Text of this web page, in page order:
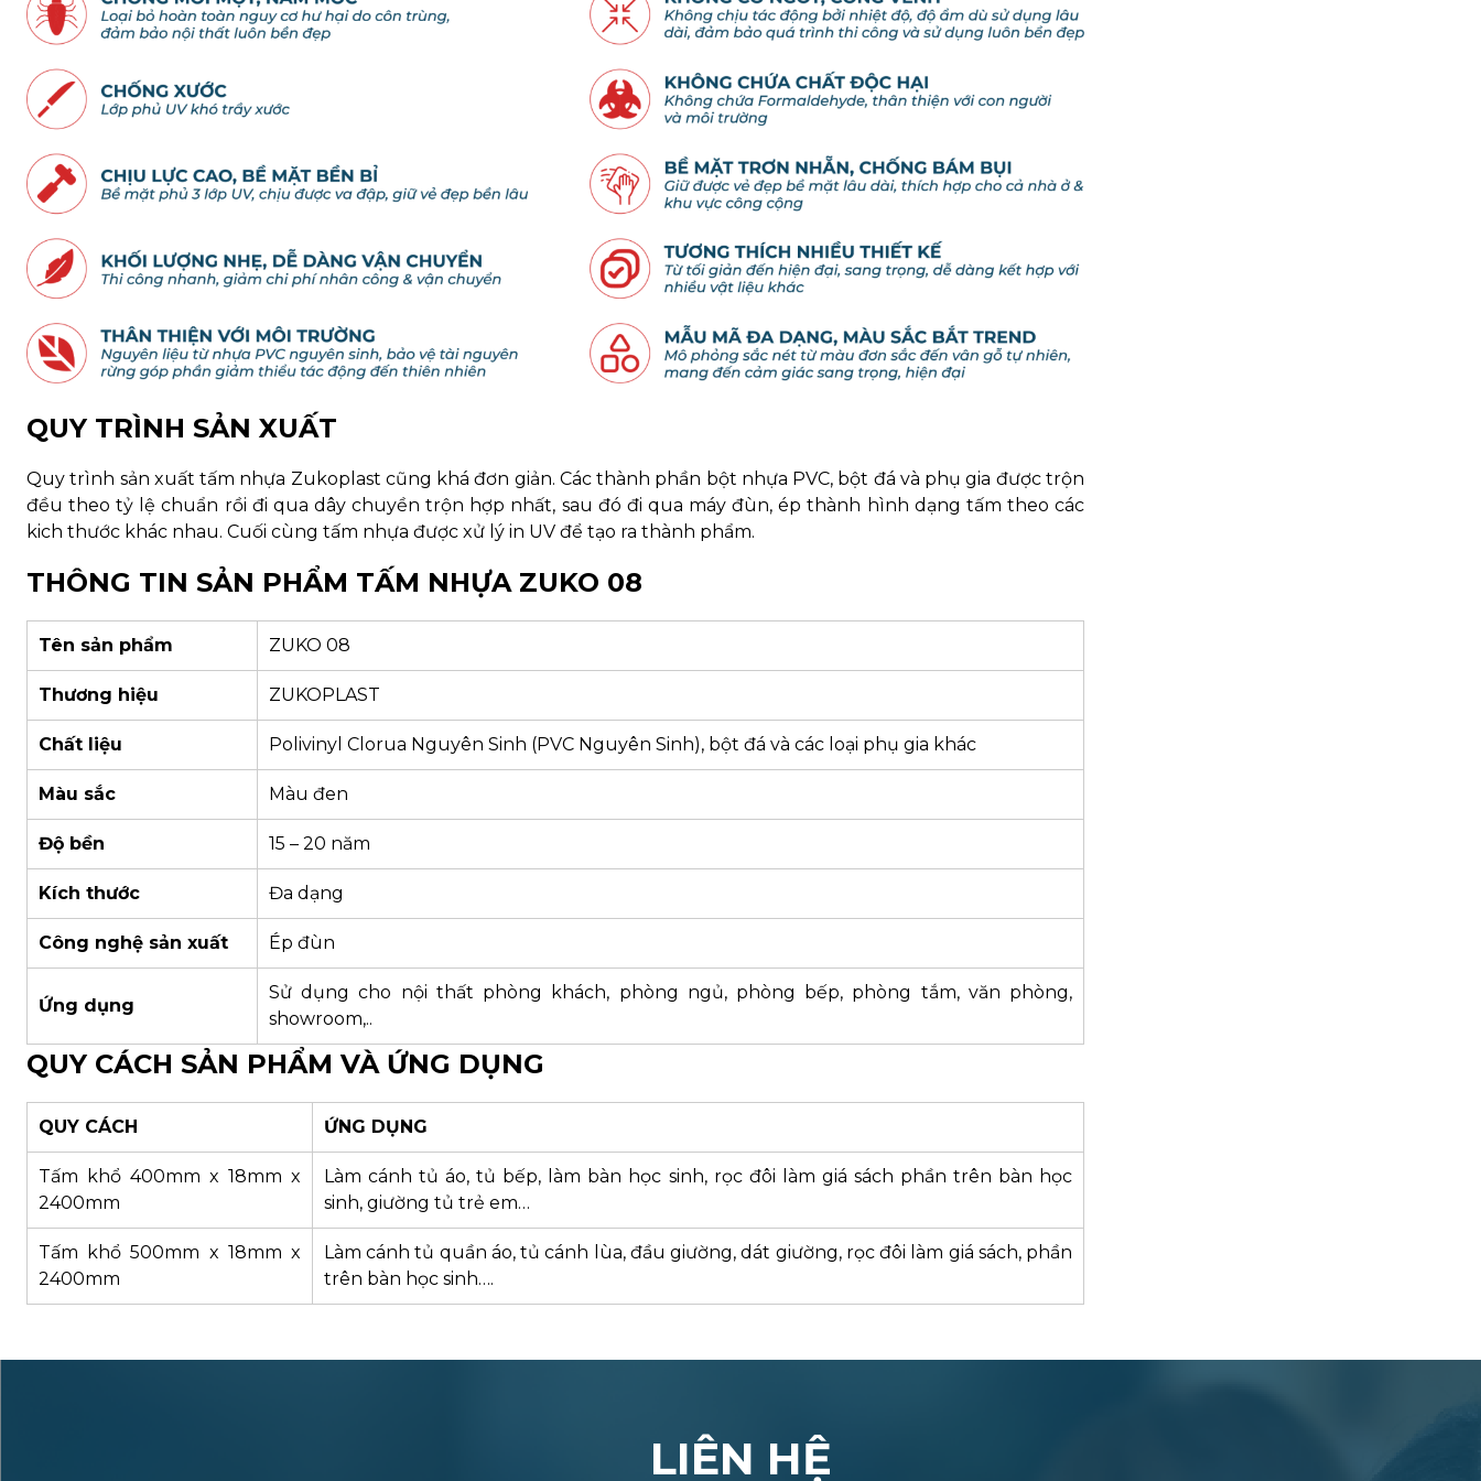
QUY TRÌNH SẢN XUẤT
Quy trình sản xuất tấm nhựa Zukoplast cũng khá đơn giản. Các thành phần bột nhựa PVC, bột đá và phụ gia được trộn
đều theo tỷ lệ chuẩn rồi đi qua dây chuyền trộn hợp nhất, sau đó đi qua máy đùn, ép thành hình dạng tấm theo các
kich thước khác nhau. Cuối cùng tấm nhựa được xử lý in UV để tạo ra thành phẩm.
THÔNG TIN SẢN PHẨM TẤM NHỰA ZUKO 08
Tên sản phẩm ZUKO 08
Thương hiệu ZUKOPLAST
Chất liệu Polivinyl Clorua Nguyên Sinh (PVC Nguyên Sinh), bột đá và các loại phụ gia khác
Màu sắc Màu đen
Độ bền 15 – 20 năm
Kích thước Đa dạng
Công nghệ sản xuất Ép đùn
Ứng dụng
Sử dụng cho nội thất phòng khách, phòng ngủ, phòng bếp, phòng tắm, văn phòng,
showroom,..
QUY CÁCH SẢN PHẨM VÀ ỨNG DỤNG
QUY CÁCH ỨNG DỤNG
Tấm khổ 400mm x 18mm x
2400mm
Làm cánh tủ áo, tủ bếp, làm bàn học sinh, rọc đôi làm giá sách phần trên bàn học
sinh, giường tủ trẻ em…
Tấm khổ 500mm x 18mm x
2400mm
Làm cánh tủ quần áo, tủ cánh lùa, đầu giường, dát giường, rọc đôi làm giá sách, phần
trên bàn học sinh….
LIÊN HỆ